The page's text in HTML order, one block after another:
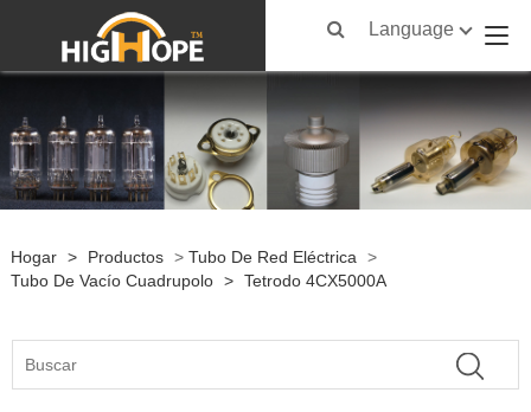
Language
Hogar > Productos > Tubo De Red Eléctrica
>
Tubo De Vacío Cuadrupolo > Tetrodo 4CX5000A